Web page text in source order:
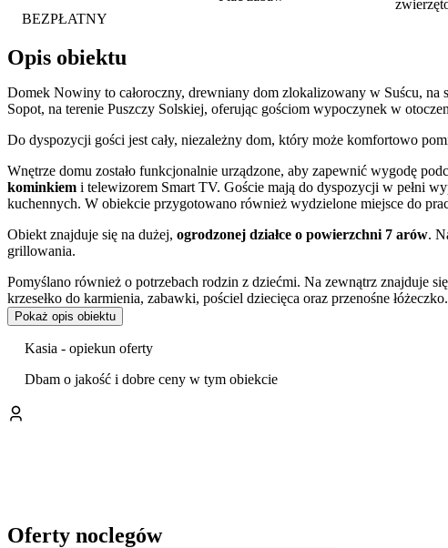
BEZPŁATNY
Opis obiektu
Domek Nowiny to całoroczny, drewniany dom zlokalizowany w Suścu,
Sopot, na terenie Puszczy Solskiej, oferując gościom wypoczynek w
Do dyspozycji gości jest cały, niezależny dom, który może komfortowo
Wnętrze domu zostało funkcjonalnie urządzone, aby zapewnić wygodę
kominkiem i telewizorem Smart TV. Goście mają do dyspozycji w pełni
kuchennych. W obiekcie przygotowano również wydzielone miejsce do
Obiekt znajduje się na dużej, ogrodzonej działce o powierzchni 7 arów.
grillowania.
Pomyślano również o potrzebach rodzin z dziećmi. Na zewnątrz znajduje się
krzesełko do karmienia, zabawki, pościel dziecięca oraz przenośne
Goście mogą korzystać z bezpłatnego parkingu na terenie posesji oraz z
umożliwia przyjazd z czworonożnym pupilem.
Położenie na Roztoczu sprzyja aktywnemu wypoczynkowi. W bliskiej
warunki do organizacji
Pokaż opis obiektu
Kasia - opiekun oferty
Dbam o jakość i dobre ceny w tym obiekcie
Oferty noclegów